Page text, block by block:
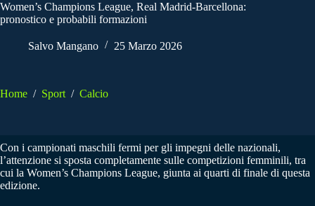
Women’s Champions League, Real Madrid-Barcellona:
pronostico e probabili formazioni
Salvo Mangano 25 Marzo 2026
Home / Sport / Calcio
Con i campionati maschili fermi per gli impegni delle nazionali,
l’attenzione si sposta completamente sulle competizioni femminili, tra
cui la Women’s Champions League, giunta ai quarti di finale di questa
edizione.